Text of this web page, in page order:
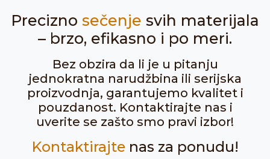
Precizno sečenje svih materijala
– brzo, efikasno i po meri.
Bez obzira da li je u pitanju
jednokratna narudžbina ili serijska
proizvodnja, garantujemo kvalitet i
pouzdanost. Kontaktirajte nas i
uverite se zašto smo pravi izbor!
Kontaktirajtenas za ponudu!